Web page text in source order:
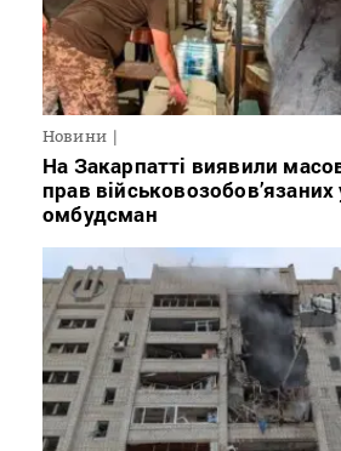
Новини
На Закарпатті виявили
прав
омбудсман